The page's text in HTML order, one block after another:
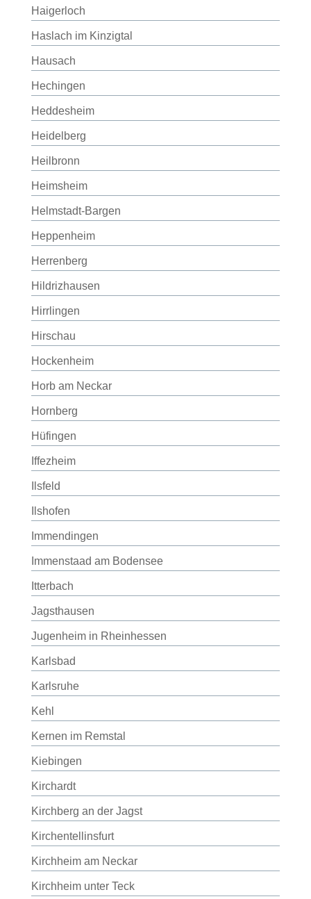
Haigerloch
Haslach im Kinzigtal
Hausach
Hechingen
Heddesheim
Heidelberg
Heilbronn
Heimsheim
Helmstadt-Bargen
Heppenheim
Herrenberg
Hildrizhausen
Hirrlingen
Hirschau
Hockenheim
Horb am Neckar
Hornberg
Hüfingen
Iffezheim
Ilsfeld
Ilshofen
Immendingen
Immenstaad am Bodensee
Itterbach
Jagsthausen
Jugenheim in Rheinhessen
Karlsbad
Karlsruhe
Kehl
Kernen im Remstal
Kiebingen
Kirchardt
Kirchberg an der Jagst
Kirchentellinsfurt
Kirchheim am Neckar
Kirchheim unter Teck